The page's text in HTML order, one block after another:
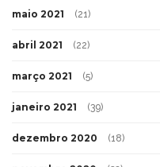
maio 2021 (21)
abril 2021 (22)
março 2021 (5)
janeiro 2021 (39)
dezembro 2020 (18)